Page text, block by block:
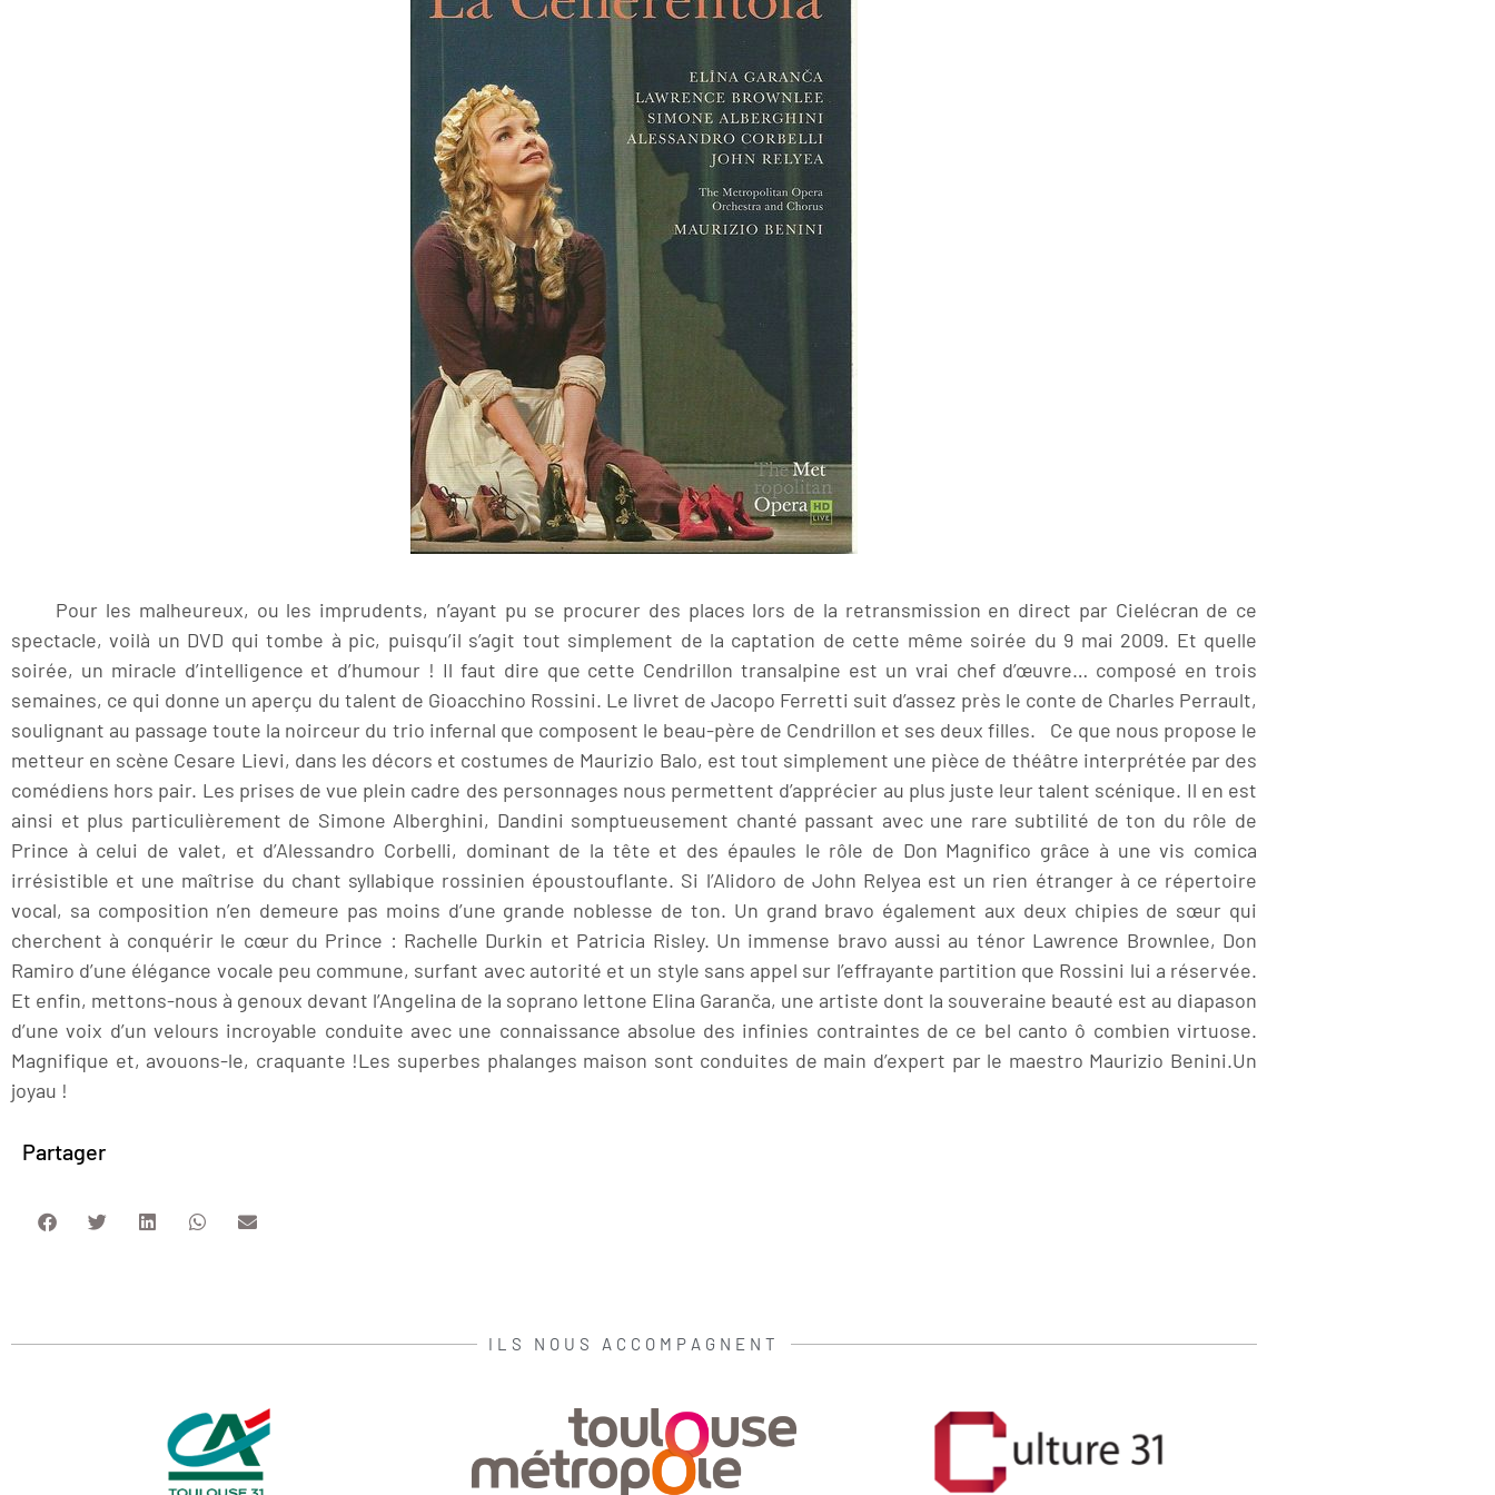
Pour les malheureux, ou les imprudents, n’ayant pu se procurer des places lors de la retransmission en direct par Cielécran de ce
spectacle, voilà un DVD qui tombe à pic, puisqu’il s’agit tout simplement de la captation de cette même soirée du 9 mai 2009. Et quelle
soirée, un miracle d’intelligence et d’humour ! Il faut dire que cette Cendrillon transalpine est un vrai chef d’œuvre… composé en trois
semaines, ce qui donne un aperçu du talent de Gioacchino Rossini. Le livret de Jacopo Ferretti suit d’assez près le conte de Charles Perrault,
soulignant au passage toute la noirceur du trio infernal que composent le beau-père de Cendrillon et ses deux filles. Ce que nous propose le
metteur en scène Cesare Lievi, dans les décors et costumes de Maurizio Balo, est tout simplement une pièce de théâtre interprétée par des
comédiens hors pair. Les prises de vue plein cadre des personnages nous permettent d’apprécier au plus juste leur talent scénique. Il en est
ainsi et plus particulièrement de Simone Alberghini, Dandini somptueusement chanté passant avec une rare subtilité de ton du rôle de
Prince à celui de valet, et d’Alessandro Corbelli, dominant de la tête et des épaules le rôle de Don Magnifico grâce à une vis comica
irrésistible et une maîtrise du chant syllabique rossinien époustouflante. Si l’Alidoro de John Relyea est un rien étranger à ce répertoire
vocal, sa composition n’en demeure pas moins d’une grande noblesse de ton. Un grand bravo également aux deux chipies de sœur qui
cherchent à conquérir le cœur du Prince : Rachelle Durkin et Patricia Risley. Un immense bravo aussi au ténor Lawrence Brownlee, Don
Ramiro d’une élégance vocale peu commune, surfant avec autorité et un style sans appel sur l’effrayante partition que Rossini lui a réservée.
Et enfin, mettons-nous à genoux devant l’Angelina de la soprano lettone Elina Garanča, une artiste dont la souveraine beauté est au diapason
d’une voix d’un velours incroyable conduite avec une connaissance absolue des infinies contraintes de ce bel canto ô combien virtuose.
Magnifique et, avouons-le, craquante !Les superbes phalanges maison sont conduites de main d’expert par le maestro Maurizio Benini.Un
joyau !
Partager
ILS NOUS ACCOMPAGNENT